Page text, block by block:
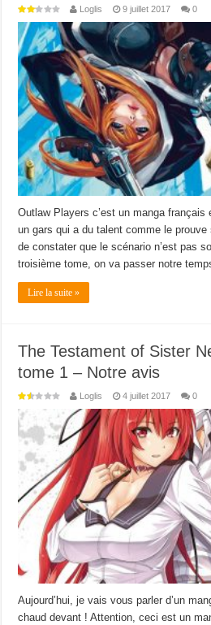
Loglis 9 juillet 2017 0
Outlaw Players c’est un manga
un gars qui a du talent comme le
de constater que le scénario n’est pas
troisième tome, on va passer notre
Lire la suite »
The Testament of Sister
tome 1 – Notre avis
Loglis 4 juillet 2017 0
Aujourd’hui, je vais vous parler d’un
chaud devant ! Attention, ceci est un